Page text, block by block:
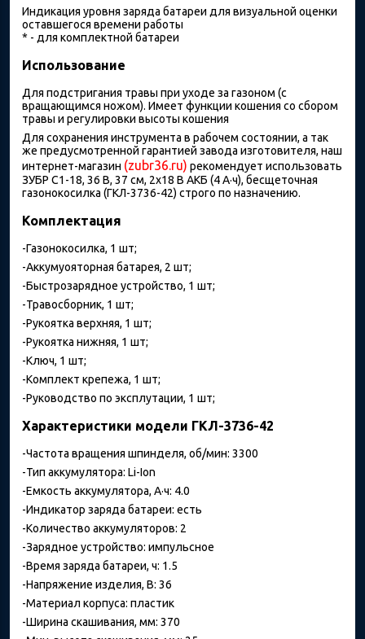
Индикация уровня заряда батареи для визуальной оценки
оставшегося времени работы
* - для комплектной батареи
Использование
Для подстригания травы при уходе за газоном (с
вращающимся ножом). Имеет функции кошения со сбором
травы и регулировки высоты кошения
Для сохранения инструмента в рабочем состоянии, а так
же предусмотренной гарантией завода изготовителя, наш
интернет-магазин (zubr36.ru) рекомендует использовать
ЗУБР С1-18, 36 В, 37 см, 2х18 В АКБ (4 А·ч), бесщеточная
газонокосилка (ГКЛ-3736-42) строго по назначению.
Комплектация
-Газонокосилка, 1 шт;
-Аккумуояторная батарея, 2 шт;
-Быстрозарядное устройство, 1 шт;
-Травосборник, 1 шт;
-Рукоятка верхняя, 1 шт;
-Рукоятка нижняя, 1 шт;
-Ключ, 1 шт;
-Комплект крепежа, 1 шт;
-Руководство по эксплутации, 1 шт;
Характеристики модели ГКЛ-3736-42
-Частота вращения шпинделя, об/мин: 3300
-Тип аккумулятора: Li-Ion
-Емкость аккумулятора, А·ч: 4.0
-Индикатор заряда батареи: есть
-Количество аккумуляторов: 2
-Зарядное устройство: импульсное
-Время заряда батареи, ч: 1.5
-Напряжение изделия, В: 36
-Материал корпуса: пластик
-Ширина скашивания, мм: 370